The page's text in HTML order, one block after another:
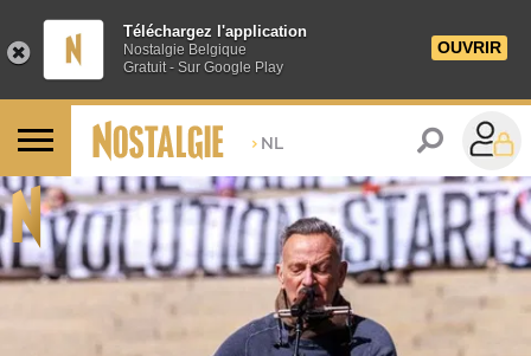
Téléchargez l'application
Nostalgie Belgique
Gratuit - Sur Google Play
OUVRIR
> NL